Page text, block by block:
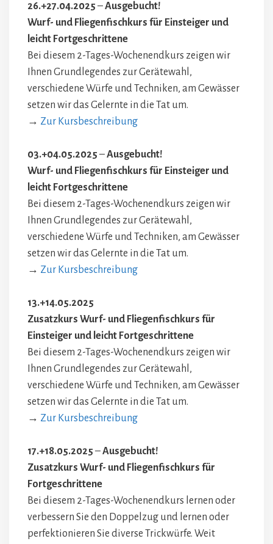
26.+27.04.2025 –Ausgebucht!
Wurf- und Fliegenfischkurs für Einsteiger und
leicht Fortgeschrittene
Bei diesem 2-Tages-Wochenendkurs zeigen wir
Ihnen Grundlegendes zur Gerätewahl,
verschiedene Würfe und Techniken, am Gewässer
setzen wir das Gelernte in die Tat um.
→ Zur Kursbeschreibung
03.+04.05.2025 –Ausgebucht!
Wurf- und Fliegenfischkurs für Einsteiger und
leicht Fortgeschrittene
Bei diesem 2-Tages-Wochenendkurs zeigen wir
Ihnen Grundlegendes zur Gerätewahl,
verschiedene Würfe und Techniken, am Gewässer
setzen wir das Gelernte in die Tat um.
→ Zur Kursbeschreibung
13.+14.05.2025
Zusatzkurs Wurf- und Fliegenfischkurs für
Einsteiger und leicht Fortgeschrittene
Bei diesem 2-Tages-Wochenendkurs zeigen wir
Ihnen Grundlegendes zur Gerätewahl,
verschiedene Würfe und Techniken, am Gewässer
setzen wir das Gelernte in die Tat um.
→ Zur Kursbeschreibung
17.+18.05.2025 –Ausgebucht!
Zusatzkurs Wurf- und Fliegenfischkurs für
Fortgeschrittene
Bei diesem 2-Tages-Wochenendkurs lernen oder
verbessern Sie den Doppelzug und lernen oder
perfektionieren Sie diverse Trickwürfe. Weit